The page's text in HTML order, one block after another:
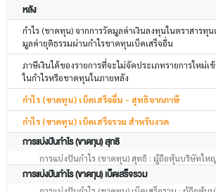
หลัง
กำไร (ขาดทุน) จากการวัดมูลค่าเงินลงทุนในตราสารทุน
มูลค่ายุติธรรมผ่านกำไรขาดทุนเบ็ดเสร็จอื่น
ภาษีเงินได้ของรายการที่จะไม่จัดประเภทรายการใหม่เข้
ในกำไรหรือขาดทุนในภายหลัง
กำไร (ขาดทุน) เบ็ดเสร็จอื่น - สุทธิจากภาษี
กำไร (ขาดทุน) เบ็ดเสร็จรวม สำหรับงวด
การแบ่งปันกำไร (ขาดทุน) สุทธิ
การแบ่งปันกำไร (ขาดทุน) สุทธิ : ผู้ถือหุ้นบริษัทใหญ่
การแบ่งปันกำไร (ขาดทุน) เบ็ดเสร็จรวม